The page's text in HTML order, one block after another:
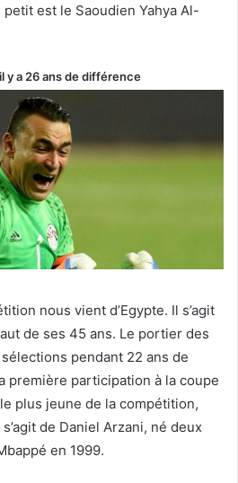
est le Saoudien Yahya Al-
y a 26 ans de différence
nous vient d’Egypte. Il s’agit
de ses 45 ans. Le portier des
pendant 22 ans de
première participation à la coupe
plus jeune de la compétition,
de Daniel Arzani, né deux
en 1999.